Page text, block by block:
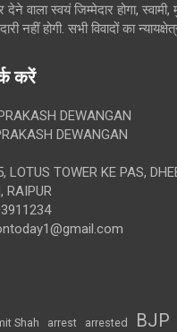
देने वाला स्वयं जिम्मेदार होगा,
नहीं होगी. सभी विवादों का
करें
DEWANGAN
DEWANGAN
LOTUS TOWER KE PAS,
RAIPUR
Shah arrest arrested BJP